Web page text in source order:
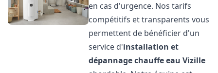
en cas d'urgence. Nos tarifs
compétitifs et transparents vous
permettent de bénéficier d'un
service d'installation et
dépannage chauffe eau Vizille